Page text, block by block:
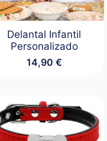
Delantal Infantil
Personalizado
14,90 €